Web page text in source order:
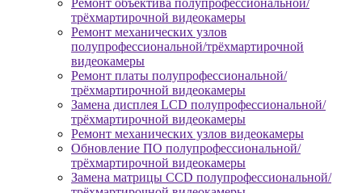
Ремонт объектива полупрофессиональной/
трёхмартирочной видеокамеры
Ремонт механических узлов
полупрофессиональной/трёхмартирочной
видеокамеры
Ремонт платы полупрофессиональной/
трёхмартирочной видеокамеры
Замена дисплея LCD полупрофессиональной/
трёхмартирочной видеокамеры
Ремонт механических узлов видеокамеры
Обновление ПО полупрофессиональной/
трёхмартирочной видеокамеры
Замена матрицы CCD полупрофессиональной/